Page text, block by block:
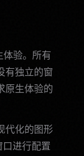
体验。所有
有独立的窗
原生体验的
代化的图形
进行配置